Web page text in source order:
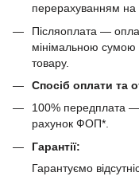
перерахуванням
Післяоплата —
мінімальною сумою
товару.
Спосіб оплати та
100% передплата
рахунок ФОП*.
Гарантії:
Гарантуємо